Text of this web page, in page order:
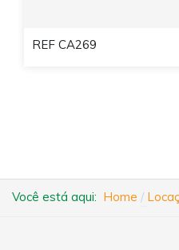
REF CA269
Você está aqui: Home